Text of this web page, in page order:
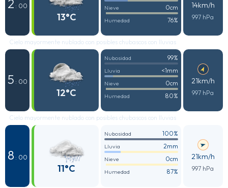
2 : 00
13°C
Nieve 0cm
Humedad 76%
14km/h
997 hPa
Cielo mayormente nublado con posibles chubascos con lluvias
5 : 00
12°C
Nubosidad 99%
Lluvia <1mm
Nieve 0cm
Humedad 80%
21km/h
997 hPa
Cielo mayormente nublado con posibles chubascos con lluvias
8 : 00
11°C
Nubosidad 100%
Lluvia 2mm
Nieve 0cm
Humedad 87%
21km/h
997 hPa